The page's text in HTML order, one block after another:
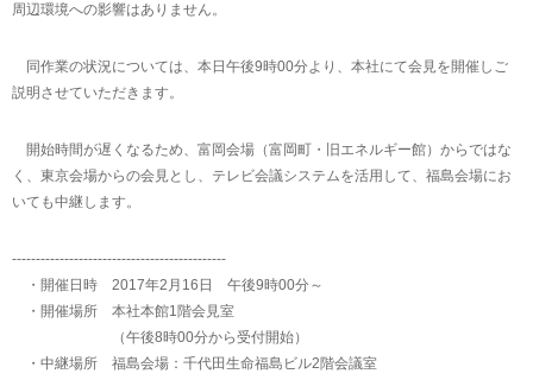
周辺環境への影響はありません。
同作業の状況については、本日午後9時00分より、本社にて会見を開催しご
説明させていただきます。
開始時間が遅くなるため、富岡会場（富岡町・旧エネルギー館）からではな
く、東京会場からの会見とし、テレビ会議システムを活用して、福島会場にお
いても中継します。
---------------------------------------------
・開催日時 2017年2月16日 午後9時00分～
・開催場所 本社本館1階会見室
（午後8時00分から受付開始）
・中継場所 福島会場：千代田生命福島ビル2階会議室